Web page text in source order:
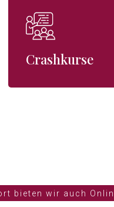
Crashkurse
bieten wir auch